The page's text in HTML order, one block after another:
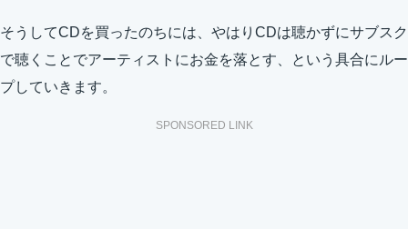
そうしてCDを買ったのちには、やはりCDは聴かずにサブスク
で聴くことでアーティストにお金を落とす、という具合にルー
プしていきます。
SPONSORED LINK